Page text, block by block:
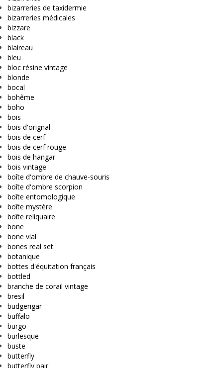
bizarreries de taxidermie
bizarreries médicales
bizzare
black
blaireau
bleu
bloc résine vintage
blonde
bocal
bohême
boho
bois
bois d'orignal
bois de cerf
bois de cerf rouge
bois de hangar
bois vintage
boîte d'ombre de chauve-souris
boîte d'ombre scorpion
boîte entomologique
boîte mystère
boîte reliquaire
bone
bone vial
bones real set
botanique
bottes d'équitation français
bottled
branche de corail vintage
bresil
budgerigar
buffalo
burgo
burlesque
buste
butterfly
butterfly pair